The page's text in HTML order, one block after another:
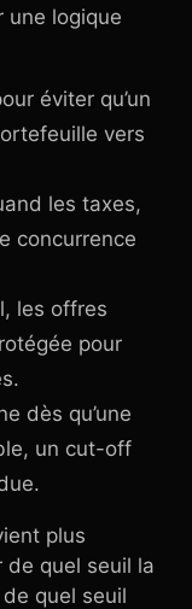
une logique
éviter qu’un
vers
les taxes,
concurrence
les offres
pour
dès qu’une
un cut-off
plus
de quel seuil la
quel seuil